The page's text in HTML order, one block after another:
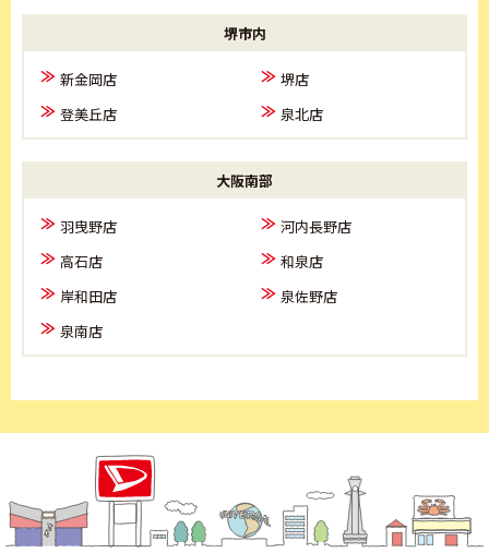
堺市内
新金岡店
堺店
登美丘店
泉北店
大阪南部
羽曳野店
河内長野店
高石店
和泉店
岸和田店
泉佐野店
泉南店